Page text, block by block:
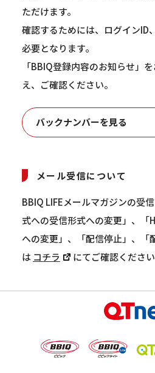
ただけます。
確認するためには、ログインID
必要となります。
「BBIQ登録内容のお知らせ」
え、ご確認ください。
バックナンバーを見る
メール受信について
BBIQ LIFEメールマガジンの受
式への受信形式への変更」、「
への変更」、「配信停止」、「
は コチラ にてご確認ください